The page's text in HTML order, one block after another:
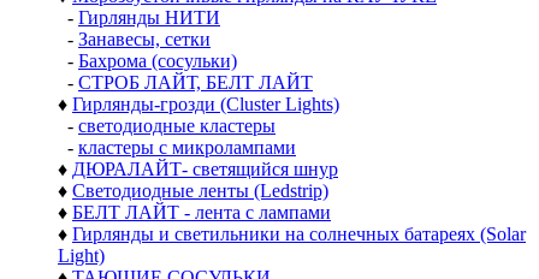
- Гирлянды НИТИ
- Занавесы, сетки
- Бахрома (сосульки)
- СТРОБ ЛАЙТ, БЕЛТ ЛАЙТ
♦ Гирлянды-грозди (Cluster Lights)
- светодиодные кластеры
- кластеры с микролампами
♦ ДЮРАЛАЙТ- светящийся шнур
♦ Светодиодные ленты (Ledstrip)
♦ БЕЛТ ЛАЙТ - лента с лампами
♦ Гирлянды и светильники на солнечных батареях (Solar
Light)